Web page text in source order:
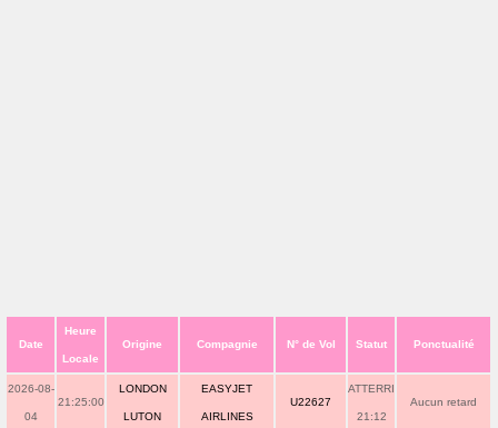
Date
Heure
Locale
Origine Compagnie N° de Vol Statut Ponctualité
2026-08-
04
21:25:00
LONDON
LUTON
EASYJET
AIRLINES
U22627
ATTERRI
21:12
Aucun retard